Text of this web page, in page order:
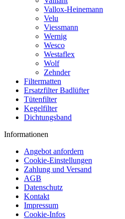
Vallox-Heinemann
Velu
Viessmann
Wernig
Wesco
Westaflex
Wolf
Zehnder
Filtermatten
Ersatzfilter Badlüfter
Tütenfilter
Kegelfilter
Dichtungsband
Informationen
Angebot anfordern
Cookie-Einstellungen
Zahlung und Versand
AGB
Datenschutz
Kontakt
Impressum
Cookie-Infos